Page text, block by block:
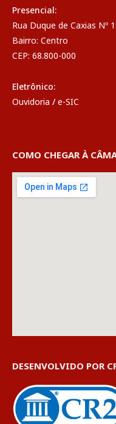
Presencial:
Rua Duque de Caxias Nº
Bairro: Centro
CEP: 68.800-000
Eletrônico:
Ouvidoria / e-SIC
COMO CHEGAR À
DESENVOLVIDO POR